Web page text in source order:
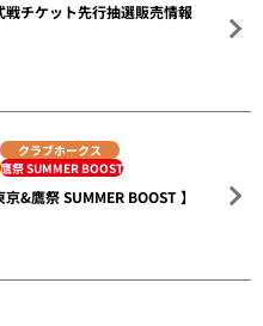
戦チケット先行抽選販売情報
クラブホークス
鷹祭 SUMMER BOOST
&鷹祭 SUMMER BOOST 】